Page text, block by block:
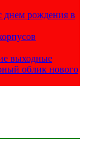
рождения в
выходные
облик нового